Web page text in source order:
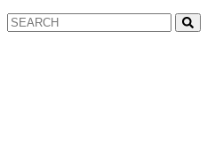
Search
for: